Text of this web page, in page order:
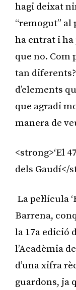
hagi deixat
“remogut” al
ha entrat i ha
que no. Com
tan
d’elements
que agradi
manera de
<strong>‘El
dels Gaudí</
La pel·lícula
Barrena,
la 17a edició
l’Acadèmia
d’una xifra
guardons, ja